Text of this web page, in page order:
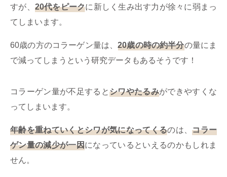
すが、 20代をピークに新しく生み出す力が徐々に弱まっ
てしまいます。
60歳の方のコラーゲン量は、20歳の時の約半分の量にま
で減ってしまうという研究データもあるそうです！
コラーゲン量が不足するとシワやたるみができやすくな
ってしまいます。
年齢を重ねていくとシワが気になってくるのは、コラー
ゲン量の減少が一因になっているといえるのかもしれま
せん。